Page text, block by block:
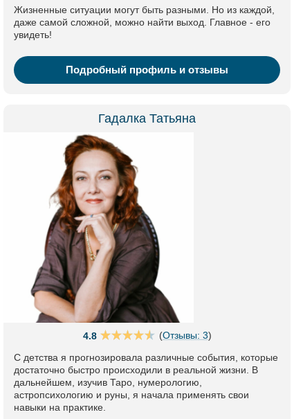
Жизненные ситуации могут быть разными. Но из каждой,
даже самой сложной, можно найти выход. Главное - его
увидеть!
Подробный профиль и отзывы
Гадалка Татьяна
4.8 (Отзывы: 3)
С детства я прогнозировала различные события, которые
достаточно быстро происходили в реальной жизни. В
дальнейшем, изучив Таро, нумерологию,
астропсихологию и руны, я начала применять свои
навыки на практике.